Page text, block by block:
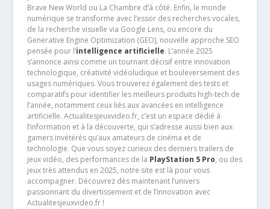
Brave New World ou La Chambre d’à côté. Enfin, le monde
numérique se transforme avec l’essor des recherches vocales,
de la recherche visuelle via Google Lens, ou encore du
Generative Engine Optimization (GEO), nouvelle approche SEO
pensée pour l’intelligence artificielle. L’année 2025
s’annonce ainsi comme un tournant décisif entre innovation
technologique, créativité vidéoludique et bouleversement des
usages numériques. Vous trouverez également des tests et
comparatifs pour identifier les meilleurs produits high-tech de
l’année, notamment ceux liés aux avancées en intelligence
artificielle. Actualitesjeuxvideo.fr, c’est un espace dédié à
l’information et à la découverte, qui s’adresse aussi bien aux
gamers invétérés qu’aux amateurs de cinéma et de
technologie. Que vous soyez curieux des derniers trailers de
jeux vidéo, des performances de la PlayStation 5 Pro, ou des
jeux très attendus en 2025, notre site est là pour vous
accompagner. Découvrez dès maintenant l’univers
passionnant du divertissement et de l’innovation avec
Actualitesjeuxvideo.fr !